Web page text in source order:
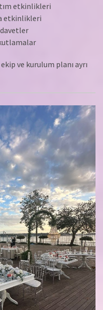
etkinlikleri
etkinlikleri
ve kurulum planı ayrı